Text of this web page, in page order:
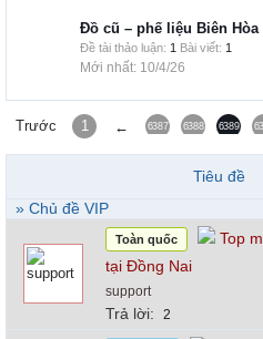
Đồ cũ – phế liệu Biên Hòa
Đề tài thảo luận: 1 Bài viết: 1
10/4/26
Trước 1 ← 6387 6388 6389
Tiêu đề
» Chủ đề VIP
Toàn quốc
Top
tại Đồng Nai
support
Trả lời: 2